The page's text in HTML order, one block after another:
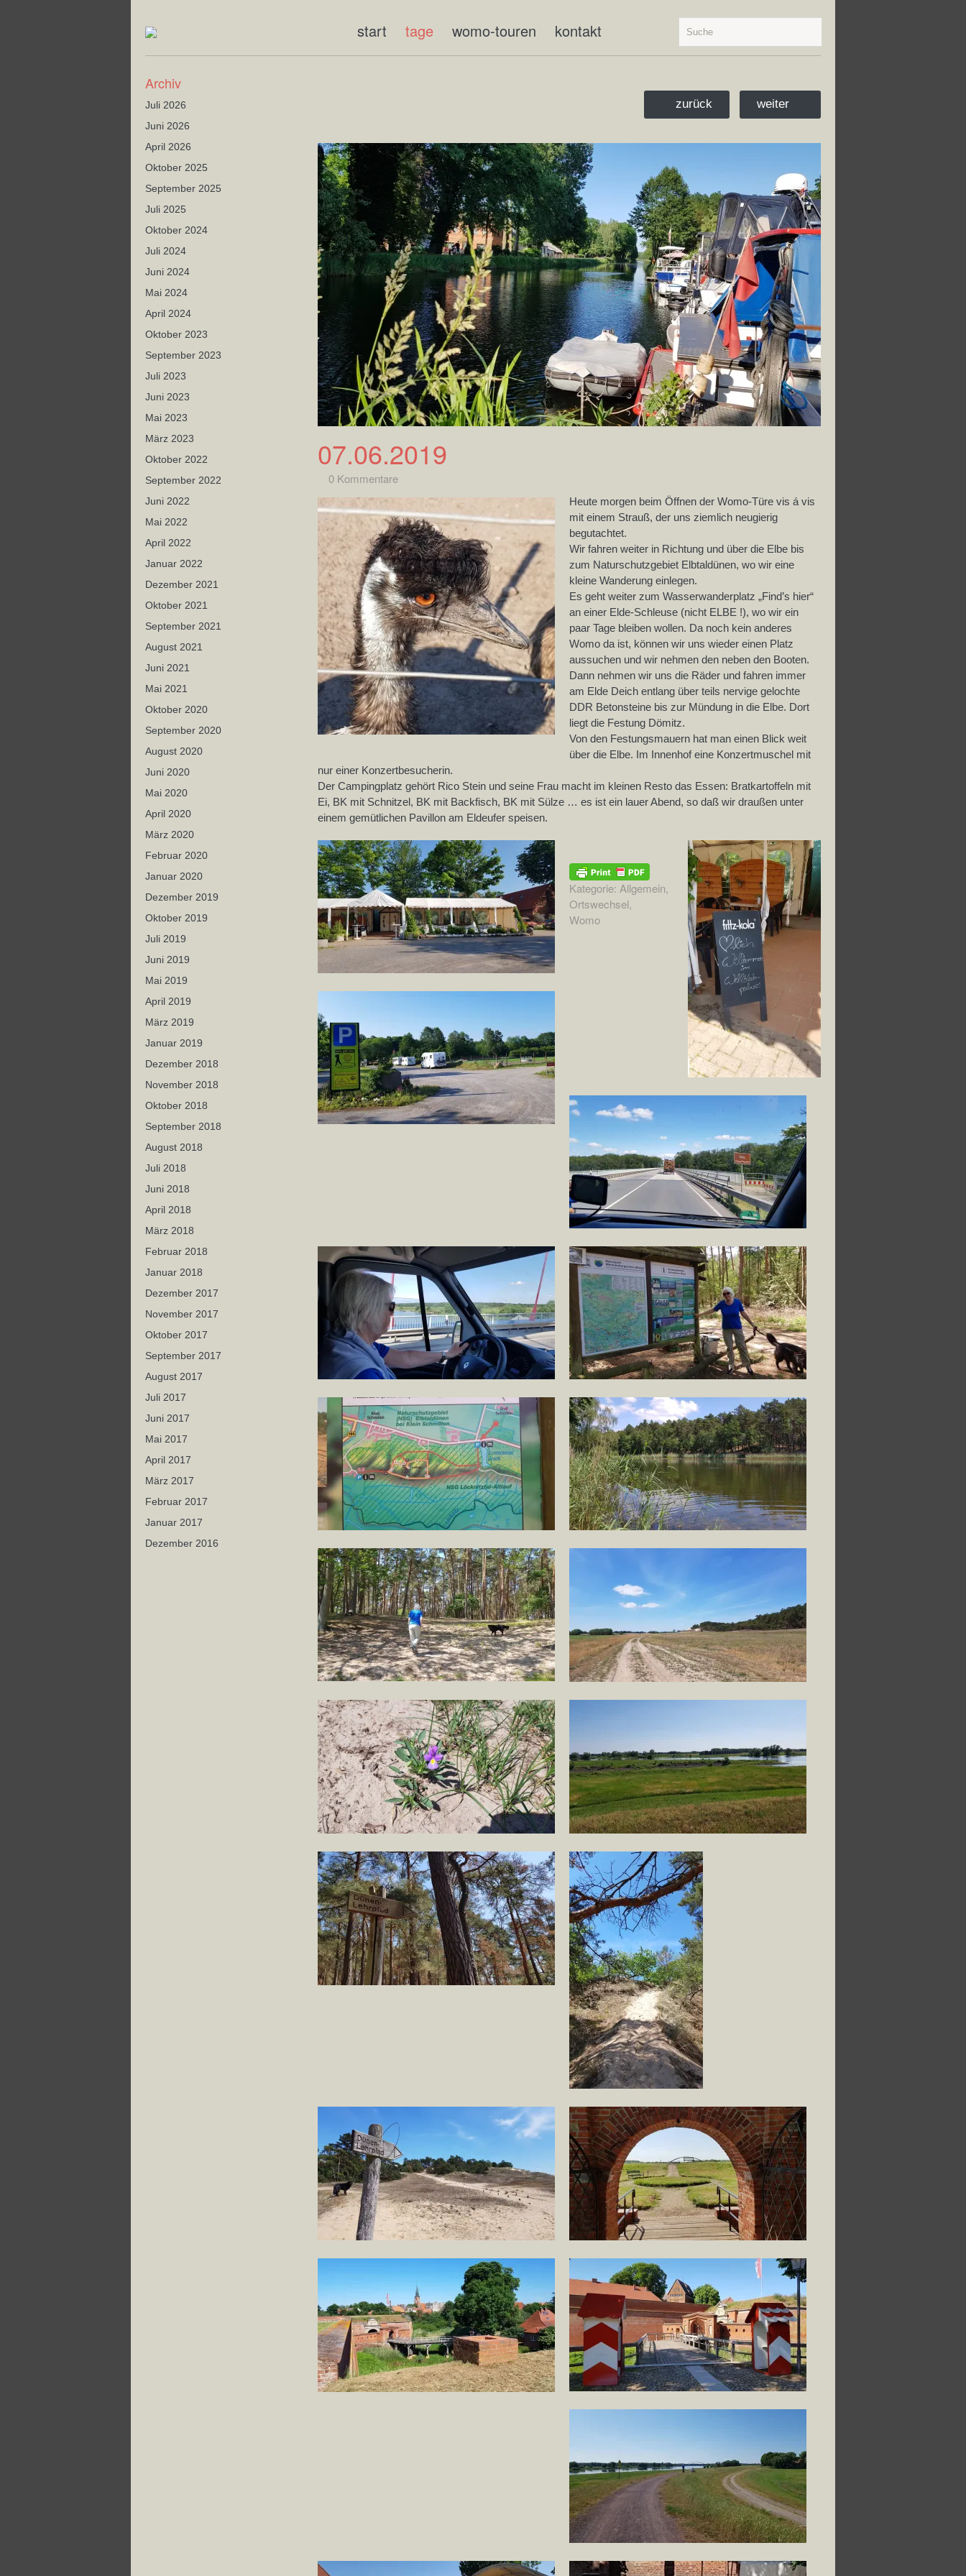
start tage womo-touren kontakt
weiter
zurück
07.06.2019
0 Kommentare
Heute morgen beim Öffnen der Womo-Türe vis á vis
mit einem Strauß, der uns ziemlich neugierig
begutachtet.
Wir fahren weiter in Richtung und über die Elbe bis
zum Naturschutzgebiet Elbtaldünen, wo wir eine
kleine Wanderung einlegen.
Es geht weiter zum Wasserwanderplatz „Find’s hier“
an einer Elde-Schleuse (nicht ELBE !), wo wir ein
paar Tage bleiben wollen. Da noch kein anderes
Womo da ist, können wir uns wieder einen Platz
aussuchen und wir nehmen den neben den Booten.
Dann nehmen wir uns die Räder und fahren immer
am Elde Deich entlang über teils nervige gelochte
DDR Betonsteine bis zur Mündung in die Elbe. Dort
liegt die Festung Dömitz.
Von den Festungsmauern hat man einen Blick weit
über die Elbe. Im Innenhof eine Konzertmuschel mit
nur einer Konzertbesucherin.
Der Campingplatz gehört Rico Stein und seine Frau macht im kleinen Resto das Essen: Bratkartoffeln mit
Ei, BK mit Schnitzel, BK mit Backfisch, BK mit Sülze … es ist ein lauer Abend, so daß wir draußen unter
einem gemütlichen Pavillon am Eldeufer speisen.
Kategorie: Allgemein,
Ortswechsel,
Womo
Archiv
Juli 2026
Juni 2026
April 2026
Oktober 2025
September 2025
Juli 2025
Oktober 2024
Juli 2024
Juni 2024
Mai 2024
April 2024
Oktober 2023
September 2023
Juli 2023
Juni 2023
Mai 2023
März 2023
Oktober 2022
September 2022
Juni 2022
Mai 2022
April 2022
Januar 2022
Dezember 2021
Oktober 2021
September 2021
August 2021
Juni 2021
Mai 2021
Oktober 2020
September 2020
August 2020
Juni 2020
Mai 2020
April 2020
März 2020
Februar 2020
Januar 2020
Dezember 2019
Oktober 2019
Juli 2019
Juni 2019
Mai 2019
April 2019
März 2019
Januar 2019
Dezember 2018
November 2018
Oktober 2018
September 2018
August 2018
Juli 2018
Juni 2018
April 2018
März 2018
Februar 2018
Januar 2018
Dezember 2017
November 2017
Oktober 2017
September 2017
August 2017
Juli 2017
Juni 2017
Mai 2017
April 2017
März 2017
Februar 2017
Januar 2017
Dezember 2016